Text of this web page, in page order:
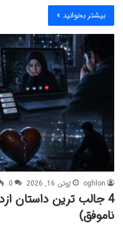
بیشتر بخوانید »
oghlon ژوئن 16, 2026 0
4 جالب ترین داستان
ناموفق)